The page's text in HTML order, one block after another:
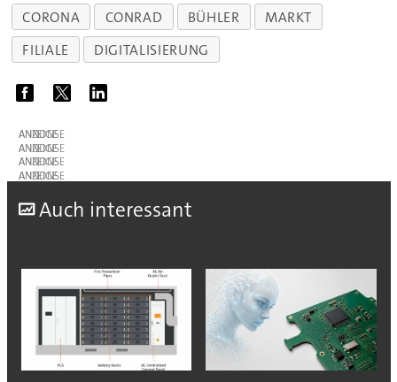
CORONA CONRAD BÜHLER
MARKT
FILIALE
DIGITALISIERUNG
ANZEIGE
ANZEIGE
ANZEIGE
ANZEIGE
Auch interessant